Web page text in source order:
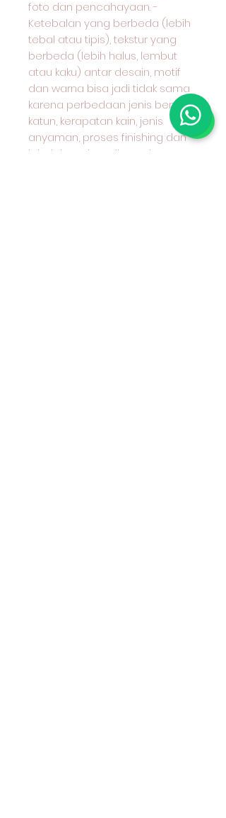
foto dan pencahayaan. -
Ketebalan yang berbeda (lebih
tebal atau tipis), tekstur yang
berbeda (lebih halus, lembut
atau kaku) antar desain, motif
dan warna bisa jadi tidak sama
karena perbedaan jenis benang
katun, kerapatan kain, jenis
anyaman, proses finishing dan
lain-lain. Mohon ditanyakan